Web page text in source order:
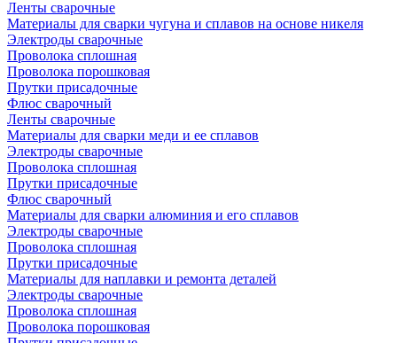
Ленты сварочные
Материалы для сварки чугуна и сплавов на основе никеля
Электроды сварочные
Проволока сплошная
Проволока порошковая
Прутки присадочные
Флюс сварочный
Ленты сварочные
Материалы для сварки меди и ее сплавов
Электроды сварочные
Проволока сплошная
Прутки присадочные
Флюс сварочный
Материалы для сварки алюминия и его сплавов
Электроды сварочные
Проволока сплошная
Прутки присадочные
Материалы для наплавки и ремонта деталей
Электроды сварочные
Проволока сплошная
Проволока порошковая